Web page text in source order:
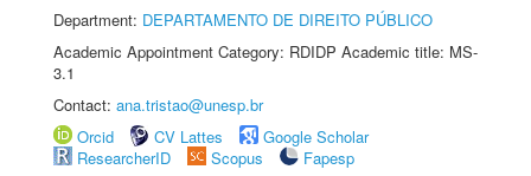
Department: DEPARTAMENTO DE DIREITO PÚBLICO
Academic Appointment Category: RDIDP Academic title: MS-
3.1
Contact: ana.tristao@unesp.br
Orcid
CV Lattes
Google Scholar
ResearcherID
Scopus
Fapesp